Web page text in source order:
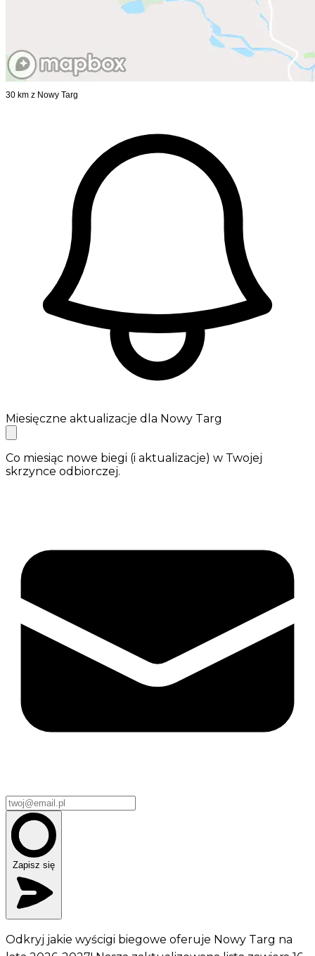
30 km z Nowy Targ
Miesięczne aktualizacje dla Nowy Targ
Co miesiąc nowe biegi (i aktualizacje) w Twojej
skrzynce odbiorczej.
Zapisz się
Odkryj jakie wyścigi biegowe oferuje Nowy Targ na